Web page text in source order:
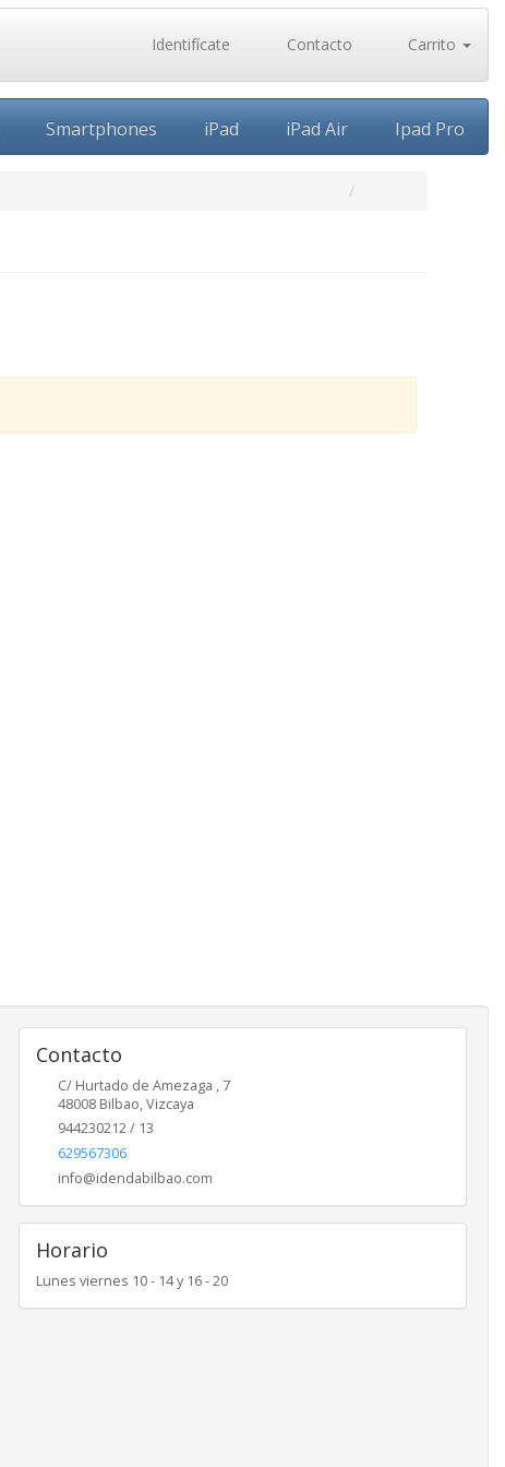
Identifícate Contacto Carrito
Smartphones iPad iPad Air Ipad Pro
Contacto
C/ Hurtado de Amezaga , 7
48008 Bilbao,Vizcaya
944230212 / 13
629567306
info@idendabilbao.com
Horario
Lunes viernes 10 - 14 y 16 - 20